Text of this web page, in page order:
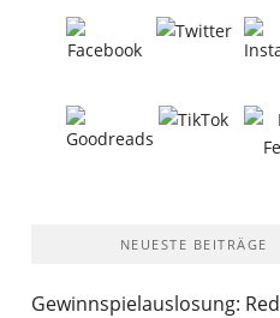
NEUESTE BEITRÄGE
Gewinnspielauslosung: